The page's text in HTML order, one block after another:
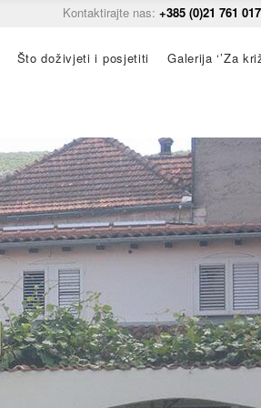
Kontaktirajte nas: +385 (0)21 761 017
Što doživjeti i posjetiti Galerija ‘’Za